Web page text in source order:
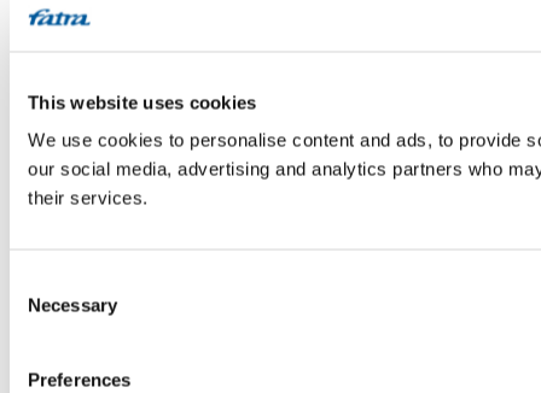
This website uses cookies
We use cookies to personalise content and ads, to provide
our social media, advertising and analytics partners who
their services.
Selection
Necessary
Preferences